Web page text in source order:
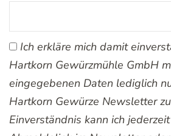
Ich erkläre mich damit
Hartkorn Gewürzmühle GmbH
eingegebenen Daten lediglich
Hartkorn Gewürze Newsletter
Einverständnis kann ich